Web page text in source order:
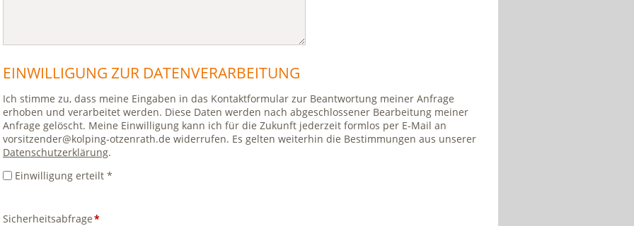
EINWILLIGUNG ZUR DATENVERARBEITUNG
Ich stimme zu, dass meine Eingaben in das Kontaktformular zur Beantwortung meiner Anfrage
erhoben und verarbeitet werden. Diese Daten werden nach abgeschlossener Bearbeitung meiner
Anfrage gelöscht. Meine Einwilligung kann ich für die Zukunft jederzeit formlos per E-Mail an
vorsitzender@kolping-otzenrath.de widerrufen. Es gelten weiterhin die Bestimmungen aus unserer
Datenschutzerklärung.
Einwilligung erteilt *
Pflichtfeld
Sicherheitsabfrage*